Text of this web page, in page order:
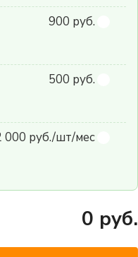
900 руб.
500 руб.
000 руб./шт/мес
0 руб.